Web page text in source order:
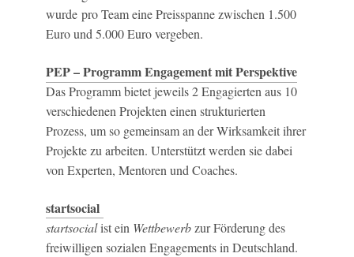
wurde pro Team eine Preisspanne zwischen 1.500
Euro und 5.000 Euro vergeben.
PEP – Programm Engagement mit Perspektive
Das Programm bietet jeweils 2 Engagierten aus 10
verschiedenen Projekten einen strukturierten
Prozess, um so gemeinsam an der Wirksamkeit ihrer
Projekte zu arbeiten. Unterstützt werden sie dabei
von Experten, Mentoren und Coaches.
startsocial
startsocialist ein Wettbewerbzur Förderung des
freiwilligen sozialen Engagements in Deutschland.